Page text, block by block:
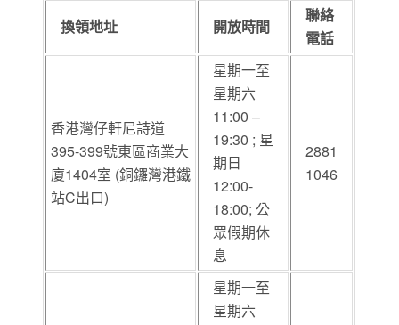
換領地址 開放時間
聯絡
電話
香港灣仔軒尼詩道
395-399號東區商業大
廈1404室 (銅鑼灣港鐵
站C出口)
星期一至
星期六
11:00 –
19:30 ; 星
期日
12:00-
18:00; 公
眾假期休
息
2881
1046
星期一至
星期六